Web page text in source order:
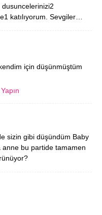
katılıyorum. Sevgiler…
için düşünmüştüm
sizin gibi düşündüm Baby
bu partide tamamen